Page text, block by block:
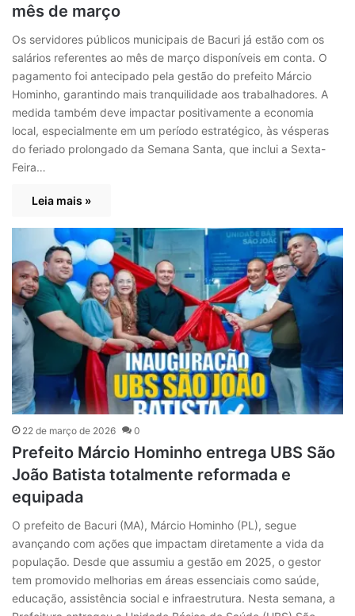
mês de março
Os servidores públicos municipais de Bacuri já estão com os
salários referentes ao mês de março disponíveis em conta. O
pagamento foi antecipado pela gestão do prefeito Márcio
Hominho, garantindo mais tranquilidade aos trabalhadores. A
medida também deve impactar positivamente a economia
local, especialmente em um período estratégico, às vésperas
do feriado prolongado da Semana Santa, que inclui a Sexta-
Feira…
Leia mais »
22 de março de 2026 0
Prefeito Márcio Hominho entrega UBS São
João Batista totalmente reformada e
equipada
O prefeito de Bacuri (MA), Márcio Hominho (PL), segue
avançando com ações que impactam diretamente a vida da
população. Desde que assumiu a gestão em 2025, o gestor
tem promovido melhorias em áreas essenciais como saúde,
educação, assistência social e infraestrutura. Nesta semana, a